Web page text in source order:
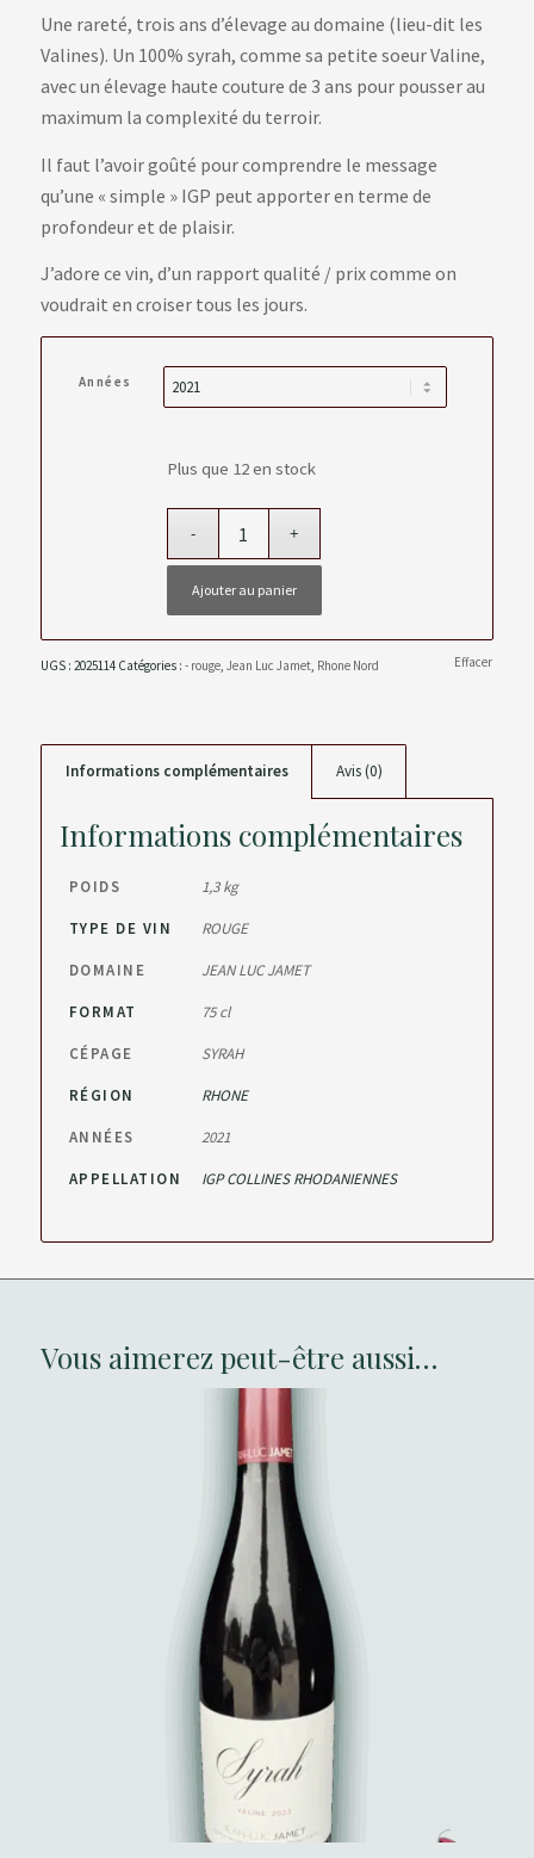
Une rareté, trois ans d’élevage au domaine (lieu-dit les
Valines). Un 100% syrah, comme sa petite soeur Valine,
avec un élevage haute couture de 3 ans pour pousser au
maximum la complexité du terroir.
Il faut l’avoir goûté pour comprendre le message
qu’une « simple » IGP peut apporter en terme de
profondeur et de plaisir.
J’adore ce vin, d’un rapport qualité / prix comme on
voudrait en croiser tous les jours.
Années
Effacer
Plus que 12 en stock
Ajouter au panier
UGS : 2025114 Catégories : - rouge, Jean Luc Jamet, Rhone Nord
Informations complémentaires Avis (0)
Informations complémentaires
POIDS 1,3 kg
TYPE DE VIN ROUGE
DOMAINE JEAN LUC JAMET
FORMAT 75 cl
CÉPAGE SYRAH
RÉGION RHONE
ANNÉES 2021
APPELLATION IGP COLLINES RHODANIENNES
Vous aimerez peut-être aussi…